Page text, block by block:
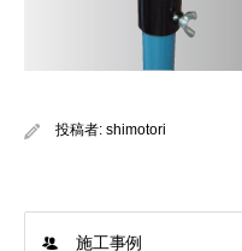
投稿者: shimotori
施工事例